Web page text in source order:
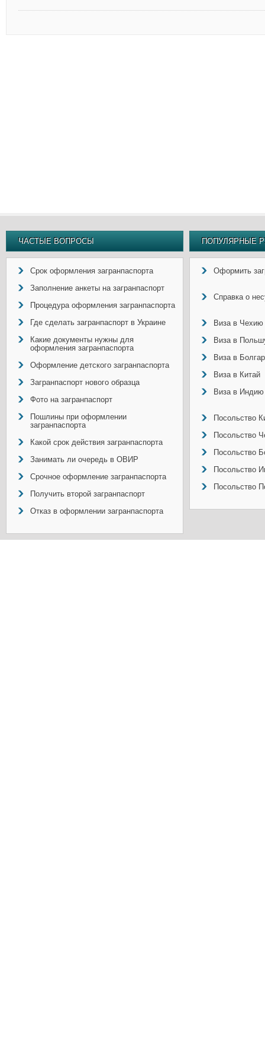
ЧАСТЫЕ ВОПРОСЫ
Срок оформления загранпаспорта
Заполнение анкеты на загранпаспорт
Процедура оформления загранпаспорта
Где сделать загранпаспорт в Украине
Какие документы нужны для
оформления загранпаспорта
Оформление детского загранпаспорта
Загранпаспорт нового образца
Фото на загранпаспорт
Пошлины при оформлении
загранпаспорта
Какой срок действия загранпаспорта
Занимать ли очередь в ОВИР
Срочное оформление загранпаспорта
Получить второй загранпаспорт
Отказ в оформлении загранпаспорта
ПОПУЛЯРНЫЕ
Оформить
Справка о
Виза в Чехию
Виза в
Виза в
Виза в Китай
Виза в Индию
Посольство
Посольство
Посольство
Посольство
Посольство